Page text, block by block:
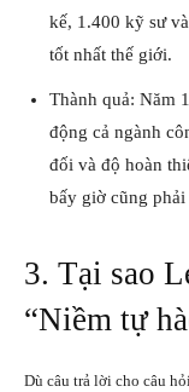
kế, 1.400 kỹ sư
tốt nhất thế giới.
Thành quả: Năm
động cả ngành
đối và độ hoàn
bấy giờ cũng phải
3. Tại sao
“Niềm tự
Dù câu trả lời cho câu